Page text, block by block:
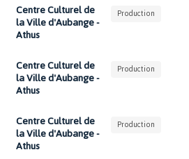
Centre Culturel de
la Ville d'Aubange -
Athus
Production
Centre Culturel de
la Ville d'Aubange -
Athus
Production
Centre Culturel de
la Ville d'Aubange -
Athus
Production